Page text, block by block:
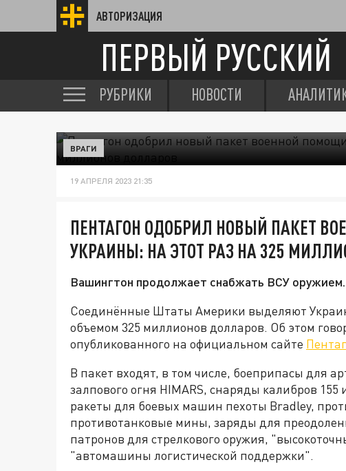
АВТОРИЗАЦИЯ
ПЕРВЫЙ РУССКИЙ
РУБРИКИ НОВОСТИ
ВРАГИ
19 АПРЕЛЯ 2023 21:35
ПЕНТАГОН ОДОБРИЛ НОВЫЙ ПАКЕТ
УКРАИНЫ: НА ЭТОТ РАЗ НА 325
Вашингтон продолжает снабжать ВСУ оружием.
Соединённые Штаты Америки выделяют
объемом 325 миллионов долларов. Об этом
опубликованного на официальном сайте
В пакет входят, в том числе, боеприпасы для
залпового огня HIMARS, снаряды калибров
ракеты для боевых машин пехоты Bradley,
противотанковые мины, заряды для
патронов для стрелкового оружия,
"автомашины логистической поддержки".